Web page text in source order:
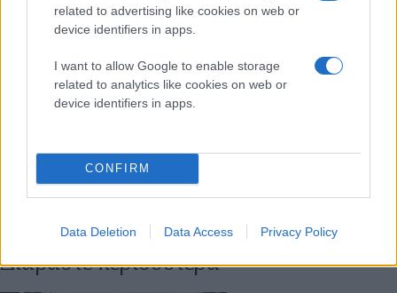
related to advertising like cookies on web or
device identifiers in apps.
I want to allow Google to enable storage
related to analytics like cookies on web or
device identifiers in apps.
CONFIRM
Data Deletion Data Access Privacy Policy
Διαβάστε περισσότερα